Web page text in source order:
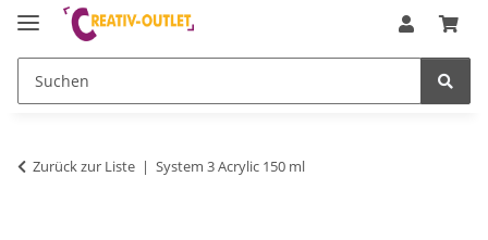
Zurück zur Liste System 3 Acrylic 150 ml